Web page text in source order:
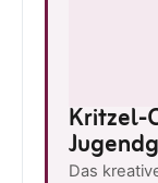
Kritzel-
Das